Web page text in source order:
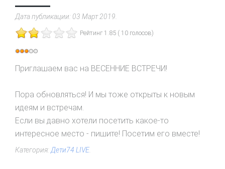
Дата публикации: 03 Март 2019
Рейтинг 1.85 ( 10 голосов)
Рейтинг:
3
Приглашаем вас на ВЕСЕННИЕ ВСТРЕЧИ!
Пора обновляться! И мы тоже открыты к новым
идеям и встречам.
Если вы давно хотели посетить какое-то
интересное место - пишите! Посетим его вместе!
Категория: Дети74 LIVE.